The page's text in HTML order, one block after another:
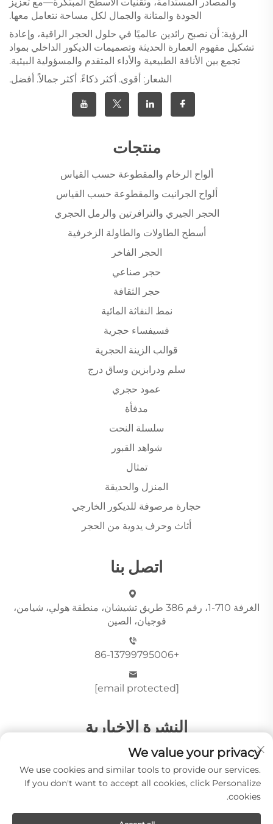
والمصادر المستدامة، وتقنيات الأسطح المبتكرة—مع تعزيز
الجودة والمتانة والجمال لكل مساحة نتعامل معها.
الرؤية: أن نصبح رائدين عالميًا في حلول الحجر الراقية، وإعادة
تشكيل مفهوم العمارة الحديثة وتصميمات الديكور الداخلي بمواد
تجمع بين الأناقة الطبيعية والأداء المتقدم والمسؤولية البيئية.
الشعار: أقوى. أكثر ذكاءً. أكثر جمالاً. أفضل.
منتجات
ألواح الرخام والمقطوعة حسب القياس
ألواح الجرانيت والمقطوعة حسب القياس
الحجر الجيري والترافرتين والرمل الحجري
أسطح الطاولات والطاولة الزخرفية
الحجر الفاخر
حجر صناعي
حجر الثقافة
نمط النفاثة المائية
فسيفساء حجرية
قوالب الزينة الحجرية
سلم ودرابزين وساق درج
عمود حجري
مدفأة
سلسلة النحت
شواهد القبور
تمثال
المنزل والحديقة
حجارة مرصوفة للديكور الخارجي
أثاث وحرف يدوية من الحجر
اتصل بنا
الغرفة 710-1، رقم 386 طريق تشيشان، منطقة هولي، شيامن،
فوجيان، الصين
+86-13799795006
[email protected]
النشرة الإخبارية
أرسِل
We value your privacy
We use cookies and similar tools to provide our services.
If you don't want to accept all cookies, click Personalize
cookies.